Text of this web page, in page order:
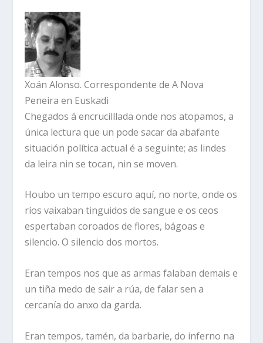
Xoán Alonso. Correspondente de A Nova
Peneira en Euskadi
Chegados á encrucilllada onde nos atopamos, a
única lectura que un pode sacar da abafante
situación política actual é a seguinte; as lindes
da leira nin se tocan, nin se moven.
Houbo un tempo escuro aquí, no norte, onde os
ríos vaixaban tinguidos de sangue e os ceos
espertaban coroados de flores, bágoas e
silencio. O silencio dos mortos.
Eran tempos nos que as armas falaban demais e
un tiña medo de sair a rúa, de falar sen a
cercanía do anxo da garda.
Eran tempos, tamén, da barbarie, do inferno na